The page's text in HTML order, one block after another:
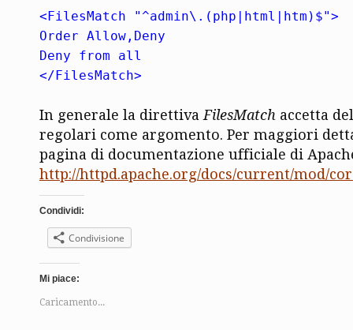
<FilesMatch "^admin\.(php|html|htm)$">
Order Allow,Deny
Deny from all
</FilesMatch>
In generale la direttivaFilesMatch accetta
regolari come argomento. Per maggiori
pagina di documentazione ufficiale di
http://httpd.apache.org/docs/current/mod/
Condividi:
Condivisione
Mi piace:
Caricamento...